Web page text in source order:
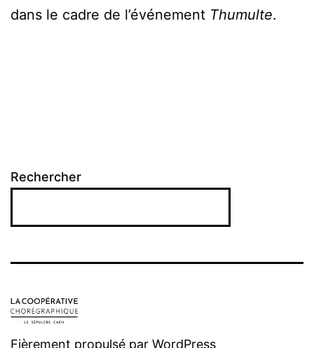
dans le cadre de l’événement Thumulte.
Rechercher
Fièrement propulsé par WordPress